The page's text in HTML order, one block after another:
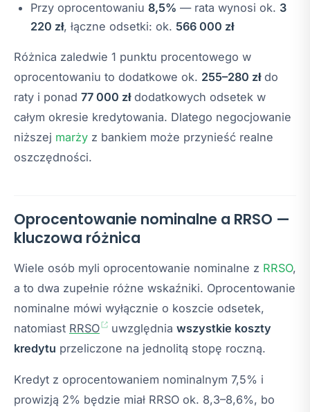
Przy oprocentowaniu 8,5% — rata wynosi ok. 3
220 zł, łączne odsetki: ok. 566 000 zł
Różnica zaledwie 1 punktu procentowego w
oprocentowaniu to dodatkowe ok. 255–280 złdo
raty i ponad 77 000 złdodatkowych odsetek w
całym okresie kredytowania. Dlatego negocjowanie
niższej marży z bankiem może przynieść realne
oszczędności.
Oprocentowanie nominalne a RRSO —
kluczowa różnica
Wiele osób myli oprocentowanie nominalne z RRSO,
a to dwa zupełnie różne wskaźniki. Oprocentowanie
nominalne mówi wyłącznie o koszcie odsetek,
natomiast RRSO uwzględnia wszystkie koszty
kredytu przeliczone na jednolitą stopę roczną.
Kredyt z oprocentowaniem nominalnym 7,5% i
prowizją 2% będzie miał RRSO ok. 8,3–8,6%, bo